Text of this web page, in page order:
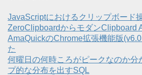
JavaScriptにおけるクリップボード
ZeroClipboardからモダンClipboard
AmaQuickのChrome拡張機能版
た
何曜日の何時ころがピークなのか分
プ的な分布を出すSQL